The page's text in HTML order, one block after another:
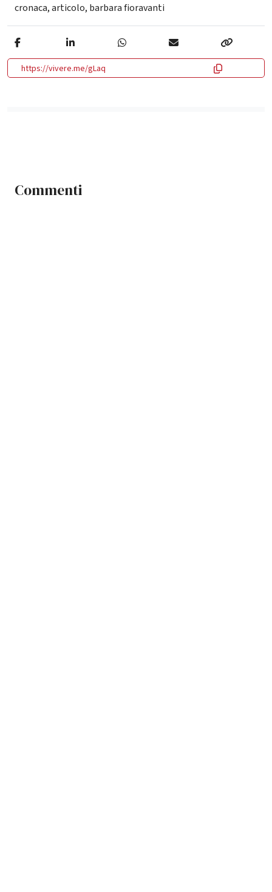
cronaca,articolo, barbara fioravanti
https://vivere.me/gLaq
Commenti